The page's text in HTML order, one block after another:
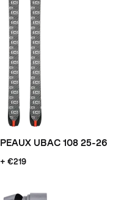
PEAUX UBAC 108 25-26
+ €219